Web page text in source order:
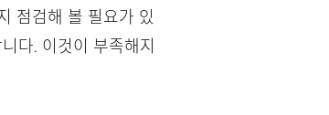
점검해 볼 필요가 있
다. 이것이 부족해지